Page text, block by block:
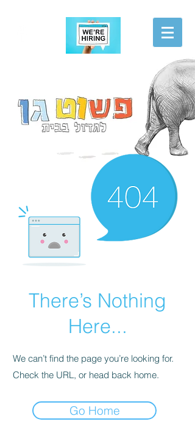
הגשת מועמדות
There’s Nothing
Here...
We can’t find the page you’re looking for.
Check the URL, or head back home.
Go Home